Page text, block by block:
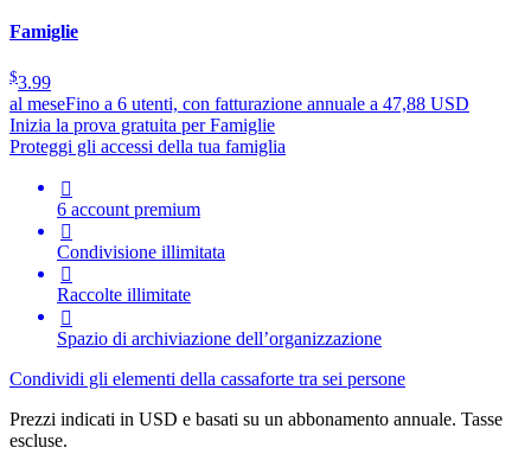
Famiglie
$3.99
al meseFino a 6 utenti, con fatturazione annuale a 47,88 USD
Inizia la prova gratuita per Famiglie
Proteggi gli accessi della tua famiglia

6 account premium

Condivisione illimitata

Raccolte illimitate

Spazio di archiviazione dell’organizzazione
Condividi gli elementi della cassaforte tra sei persone
Prezzi indicati in USD e basati su un abbonamento annuale. Tasse
escluse.